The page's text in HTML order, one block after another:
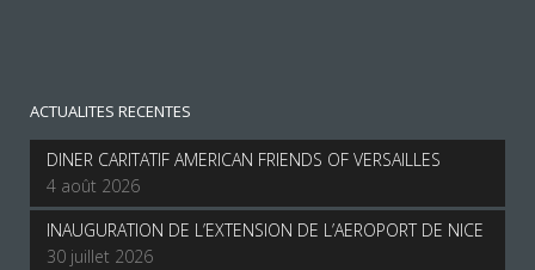
ACTUALITES RECENTES
DINER CARITATIF AMERICAN FRIENDS OF VERSAILLES
4 août 2026
INAUGURATION DE L’EXTENSION DE L’AEROPORT DE NICE
30 juillet 2026